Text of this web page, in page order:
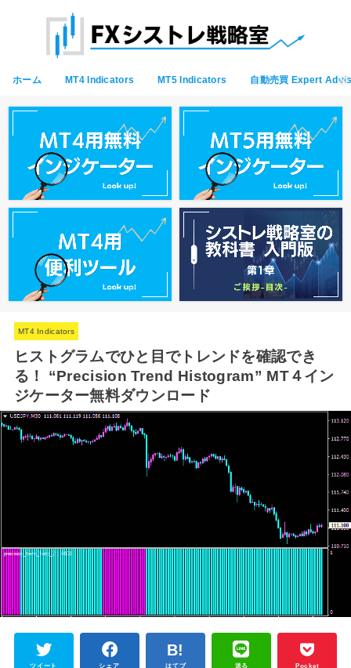
ホーム MT4 Indicators MT5 Indicators 自動売買 Expert
MT4 Indicators
ヒストグラムでひと目でトレンドを確認でき
る！ “Precision Trend Histogram” MT４イン
ジケーター無料ダウンロード
ツイート シェア はてブ 送る Pocket